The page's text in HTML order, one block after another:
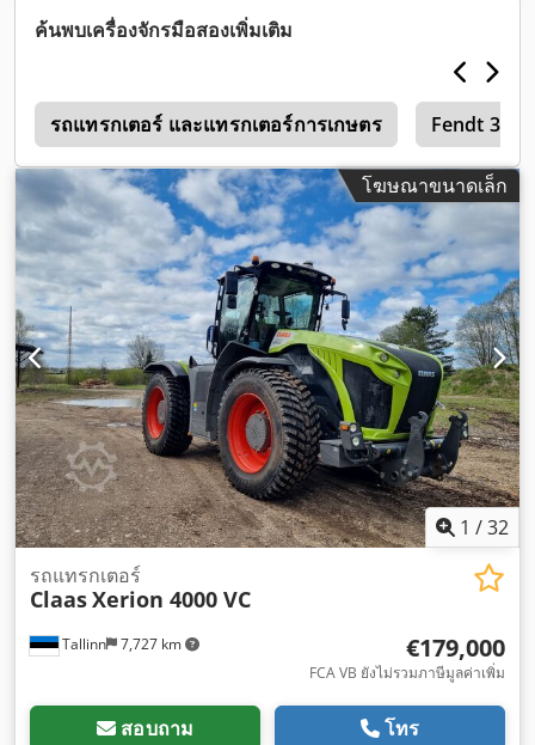
1,061 h, อุปกรณ์:ขับเคลื่อนทุกล้อ, ห้องโดยสาร
ค้นพบเครื่องจักรมือสองเพิ่มเติม
รถแทรกเตอร์ และแทรกเตอร์การเกษตร Fendt 312
โฆษณาขนาดเล็ก
1 /32
Tallinn 7,727 km
รถแทรกเตอร์
ClaasXerion 4000 VC
€179,000
FCA VB ยังไม่รวมภาษีมูลค่าเพิ่ม
สอบถาม โทร